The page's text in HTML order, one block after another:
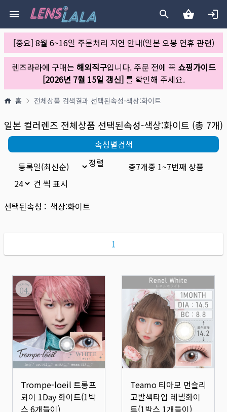
[중요] 8월 6~16일 주문처리 지연 안내(일본 오봉 연휴 관련)
렌즈라라에 구매는 해외직구입니다. 주문 전에 꼭 쇼핑가이드
[2026년 7월 15일 갱신]를 확인해 주세요.
홈 전체상품 검색결과 선택된속성-색상:화이트
일본 컬러렌즈 전체상품 선택된속성-색상:화이트 (총 7개)
속성별검색
정렬
총7개중 1~7번째 상품
건 씩 표시
선택된속성 : 색상:화이트
1
Trompe-loeil 트롱프
뢰이 1Day 화이트(1박
스 6개들이)
Teamo 티아모 먼슬리
고발색타입 레넬화이
트(1박스 1개들이)